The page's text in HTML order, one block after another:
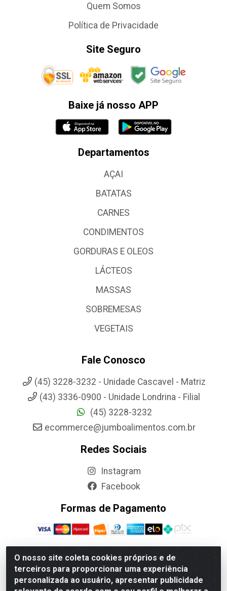
O nosso site coleta cookies próprios e de
terceiros para proporcionar uma experiência
personalizada ao usuário, apresentar publicidade
Quem Somos
Política de Privacidade
Site Seguro
Baixe já nosso APP
Departamentos
AÇAI
BATATAS
CARNES
CONDIMENTOS
GORDURAS E OLEOS
LÁCTEOS
MASSAS
SOBREMESAS
VEGETAIS
Fale Conosco
(45) 3228-3232 - Unidade Cascavel - Matriz
(43) 3336-0900 - Unidade Londrina - Filial
(45) 3228-3232
ecommerce@jumboalimentos.com.br
Redes Sociais
Instagram
Facebook
Formas de Pagamento
Jumbo Alimentos Cascavel - Matriz - Rua Itatiba Do Sul, 161 -
Santos Dumont, Cascavel-PR - CEP 85804-700- CNPJ